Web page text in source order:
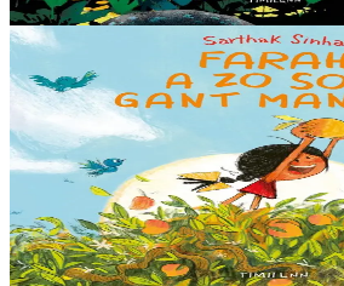
Voir
Acheter
3 ans et plus
Farah loves mangos
Farah adore les mangues ! Tous les étés,
fruits mûrs dans le manguier de son grand-
l'arbre est vide !...
En stock14,00 €
Voir
Acheter